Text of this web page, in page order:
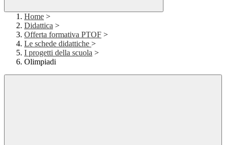
Home >
Didattica >
Offerta formativa PTOF >
Le schede didattiche >
I progetti della scuola >
Olimpiadi